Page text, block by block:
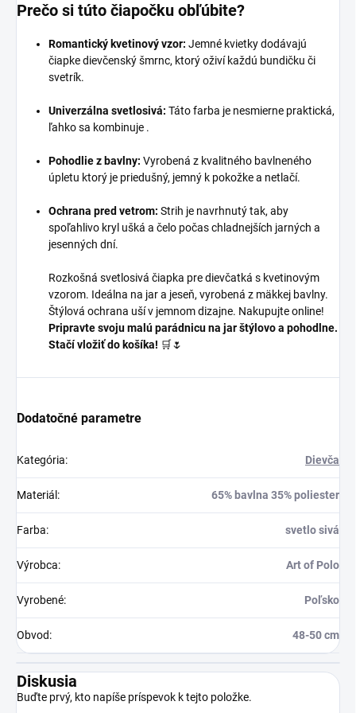
Prečo si túto čiapočku obľúbite?
Romantický kvetinový vzor: Jemné kvietky dodávajú
čiapke dievčenský šmrnc, ktorý oživí každú bundičku či
svetrík.
Univerzálna svetlosivá: Táto farba je nesmierne praktická,
ľahko sa kombinuje .
Pohodlie z bavlny: Vyrobená z kvalitného bavlneného
úpletu ktorý je priedušný, jemný k pokožke a netlačí.
Ochrana pred vetrom: Strih je navrhnutý tak, aby
spoľahlivo kryl ušká a čelo počas chladnejších jarných a
jesenných dní.
Rozkošná svetlosivá čiapka pre dievčatká s kvetinovým
vzorom. Ideálna na jar a jeseň, vyrobená z mäkkej bavlny.
Štýlová ochrana uší v jemnom dizajne. Nakupujte online!
Pripravte svoju malú parádnicu na jar štýlovo a pohodlne.
Stačí vložiť do košíka! 🛒🌷
Dodatočné parametre
Kategória: Dievča
Materiál : 65% bavlna 35% poliester
Farba: svetlo sivá
Výrobca: Art of Polo
Vyrobené: Poľsko
Obvod: 48-50 cm
Diskusia
Buďte prvý, kto napíše príspevok k tejto položke.